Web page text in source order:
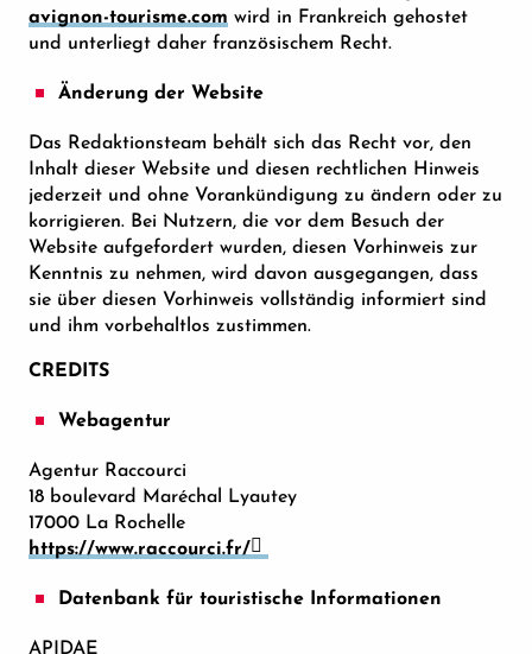
avignon-tourisme.com wird in Frankreich gehostet
und unterliegt daher französischem Recht.
Änderung der Website
Das Redaktionsteam behält sich das Recht vor, den
Inhalt dieser Website und diesen rechtlichen Hinweis
jederzeit und ohne Vorankündigung zu ändern oder zu
korrigieren. Bei Nutzern, die vor dem Besuch der
Website aufgefordert wurden, diesen Vorhinweis zur
Kenntnis zu nehmen, wird davon ausgegangen, dass
sie über diesen Vorhinweis vollständig informiert sind
und ihm vorbehaltlos zustimmen.
CREDITS
Webagentur
Agentur Raccourci
18 boulevard Maréchal Lyautey
17000 La Rochelle
https://www.raccourci.fr/
Datenbank für touristische Informationen
APIDAE